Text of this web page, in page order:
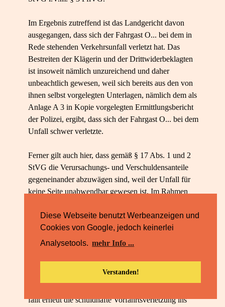
Diese Webseite benutzt Werbeanzeigen und
Cookies von Google, jedoch keinerlei
Analysetools. mehr Info ...
Verstanden!
Im Ergebnis zutreffend ist das Landgericht davon
ausgegangen, dass sich der Fahrgast O... bei dem in
Rede stehenden Verkehrsunfall verletzt hat. Das
Bestreiten der Klägerin und der Drittwiderbeklagten
ist insoweit nämlich unzureichend und daher
unbeachtlich gewesen, weil sich bereits aus den von
ihnen selbst vorgelegten Unterlagen, nämlich dem als
Anlage A 3 in Kopie vorgelegten Ermittlungsbericht
der Polizei, ergibt, dass sich der Fahrgast O... bei dem
Unfall schwer verletzte.
Ferner gilt auch hier, dass gemäß § 17 Abs. 1 und 2
StVG die Verursachungs- und Verschuldensanteile
gegeneinander abzuwägen sind, weil der Unfall für
keine Seite unabwendbar gewesen ist. Im Rahmen
worden ist – neben unstreitigen Tatsachen nur
bewiesene Umstände zu berücksichtigen. Ferner
dürfen nur solche Umstände bei der Abwägung
also im Unfallgeschehen niedergeschlagen haben.
fällt erneut die schuldhafte Vorfahrtsverletzung ins